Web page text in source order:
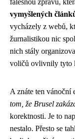
falešnou zprávu,
vymyšlených
vycházely z webů,
žurnalistikou nic
nich stály
voličů ovlivnily tyto
A znáte ten vánoční
tom, že Brusel
korektnosti. Je to
nestalo. Přesto se